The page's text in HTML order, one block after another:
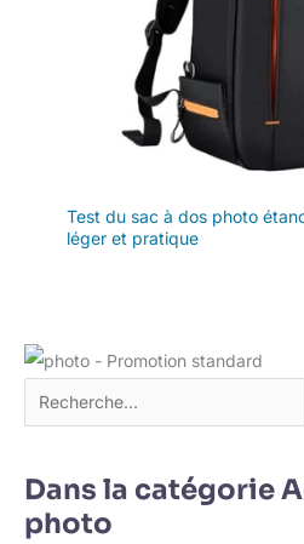
Test du sac à dos photo
léger et pratique
Dans la catégorie
photo